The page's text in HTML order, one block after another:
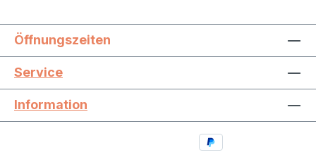
Öffnungszeiten
Service
Information